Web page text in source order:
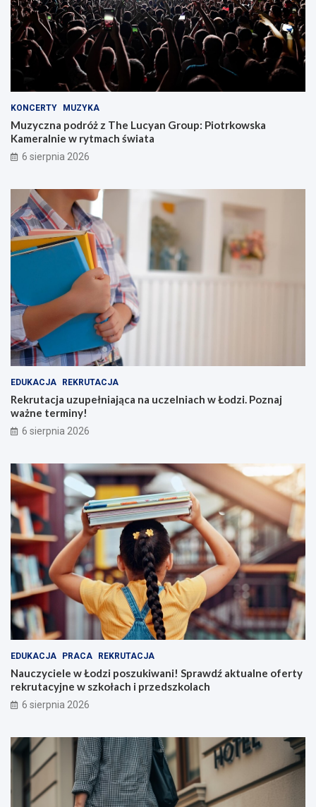
KONCERTY MUZYKA
Muzyczna podróż z The Lucyan Group: Piotrkowska
Kameralnie w rytmach świata
6 sierpnia 2026
EDUKACJA REKRUTACJA
Rekrutacja uzupełniająca na uczelniach w Łodzi. Poznaj
ważne terminy!
6 sierpnia 2026
EDUKACJA PRACA REKRUTACJA
Nauczyciele w Łodzi poszukiwani! Sprawdź aktualne oferty
rekrutacyjne w szkołach i przedszkolach
6 sierpnia 2026